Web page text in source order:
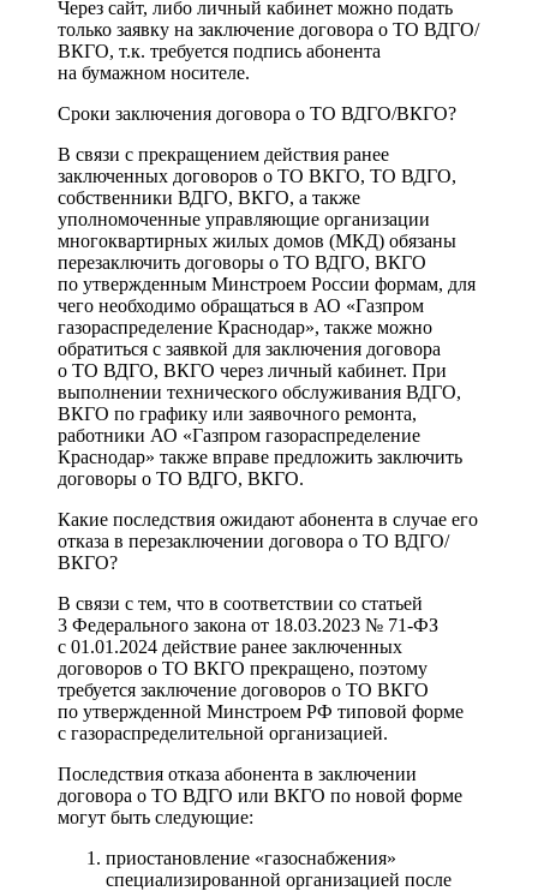
Через сайт, либо личный кабинет можно подать
только заявку на заключение договора о ТО ВДГО/
ВКГО, т.к. требуется подпись абонента
на бумажном носителе.
Сроки заключения договора о ТО ВДГО/ВКГО?
В связи с прекращением действия ранее
заключенных договоров о ТО ВКГО, ТО ВДГО,
собственники ВДГО, ВКГО, а также
уполномоченные управляющие организации
многоквартирных жилых домов (МКД) обязаны
перезаключить договоры о ТО ВДГО, ВКГО
по утвержденным Минстроем России формам, для
чего необходимо обращаться в АО «Газпром
газораспределение Краснодар», также можно
обратиться с заявкой для заключения договора
о ТО ВДГО, ВКГО через личный кабинет. При
выполнении технического обслуживания ВДГО,
ВКГО по графику или заявочного ремонта,
работники АО «Газпром газораспределение
Краснодар» также вправе предложить заключить
договоры о ТО ВДГО, ВКГО.
Какие последствия ожидают абонента в случае его
отказа в перезаключении договора о ТО ВДГО/
ВКГО?
В связи с тем, что в соответствии со статьей
3 Федерального закона от 18.03.2023 № 71-ФЗ
с 01.01.2024 действие ранее заключенных
договоров о ТО ВКГО прекращено, поэтому
требуется заключение договоров о ТО ВКГО
по утвержденной Минстроем РФ типовой форме
с газораспределительной организацией.
Последствия отказа абонента в заключении
договора о ТО ВДГО или ВКГО по новой форме
могут быть следующие:
приостановление «газоснабжения»
специализированной организацией после